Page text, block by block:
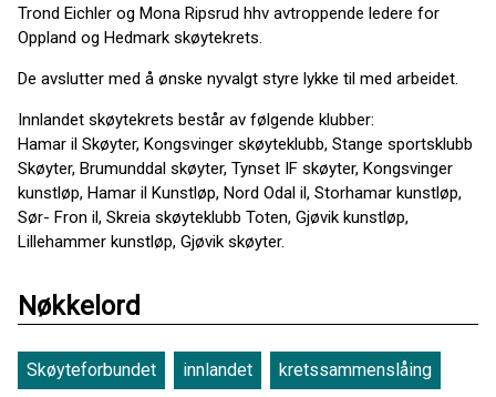
Trond Eichler og Mona Ripsrud hhv avtroppende ledere for
Oppland og Hedmark skøytekrets.
De avslutter med å ønske nyvalgt styre lykke til med arbeidet.
Innlandet skøytekrets består av følgende klubber:
Hamar il Skøyter, Kongsvinger skøyteklubb, Stange sportsklubb
Skøyter, Brumunddal skøyter, Tynset IF skøyter, Kongsvinger
kunstløp, Hamar il Kunstløp, Nord Odal il, Storhamar kunstløp,
Sør- Fron il, Skreia skøyteklubb Toten, Gjøvik kunstløp,
Lillehammer kunstløp, Gjøvik skøyter.
Nøkkelord
Skøyteforbundet innlandet kretssammenslåing